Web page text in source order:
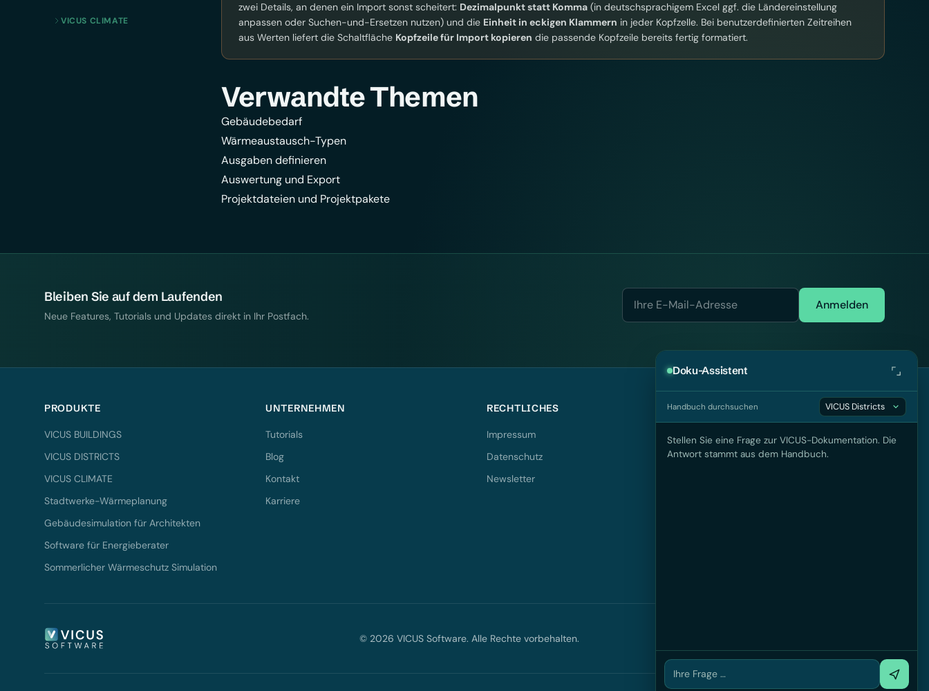
VICUS CLIMATE
zwei Details, an denen ein Import sonst scheitert: Dezimalpunkt statt Komma (in deutschsprachigem Excel ggf. die Ländereinstellung
anpassen oder Suchen-und-Ersetzen nutzen) und die Einheit in eckigen Klammern in jeder Kopfzelle. Bei benutzerdefinierten Zeitreihen
aus Werten liefert die Schaltfläche Kopfzeile für Import kopieren die passende Kopfzeile bereits fertig formatiert.
Verwandte Themen
Gebäudebedarf
Wärmeaustausch-Typen
Ausgaben definieren
Auswertung und Export
Projektdateien und Projektpakete
Bleiben Sie auf dem Laufenden
Neue Features, Tutorials und Updates direkt in Ihr Postfach.
Anmelden
PRODUKTE
VICUS BUILDINGS
VICUS DISTRICTS
VICUS CLIMATE
Stadtwerke-Wärmeplanung
Gebäudesimulation für Architekten
Software für Energieberater
Sommerlicher Wärmeschutz Simulation
UNTERNEHMEN
Tutorials
Blog
Kontakt
Karriere
RECHTLICHES
Impressum
Datenschutz
Newsletter
KONTAKT
VICUS Software GmbH
c/o TU Dresden
© 2026 VICUS Software. Alle Rechte vorbehalten.
Doku-Assistent
Handbuch durchsuchen
Stellen Sie eine Frage zur VICUS-Dokumentation. Die
Antwort stammt aus dem Handbuch.